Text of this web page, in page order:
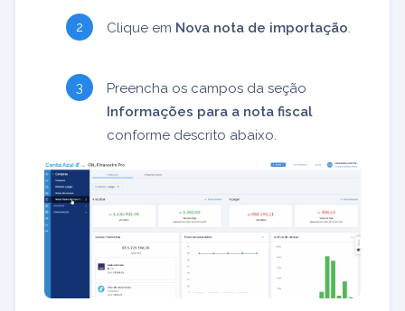
Clique em Nova nota de importação.
Preencha os campos da seção
Informações para a nota fiscal
conforme descrito abaixo.